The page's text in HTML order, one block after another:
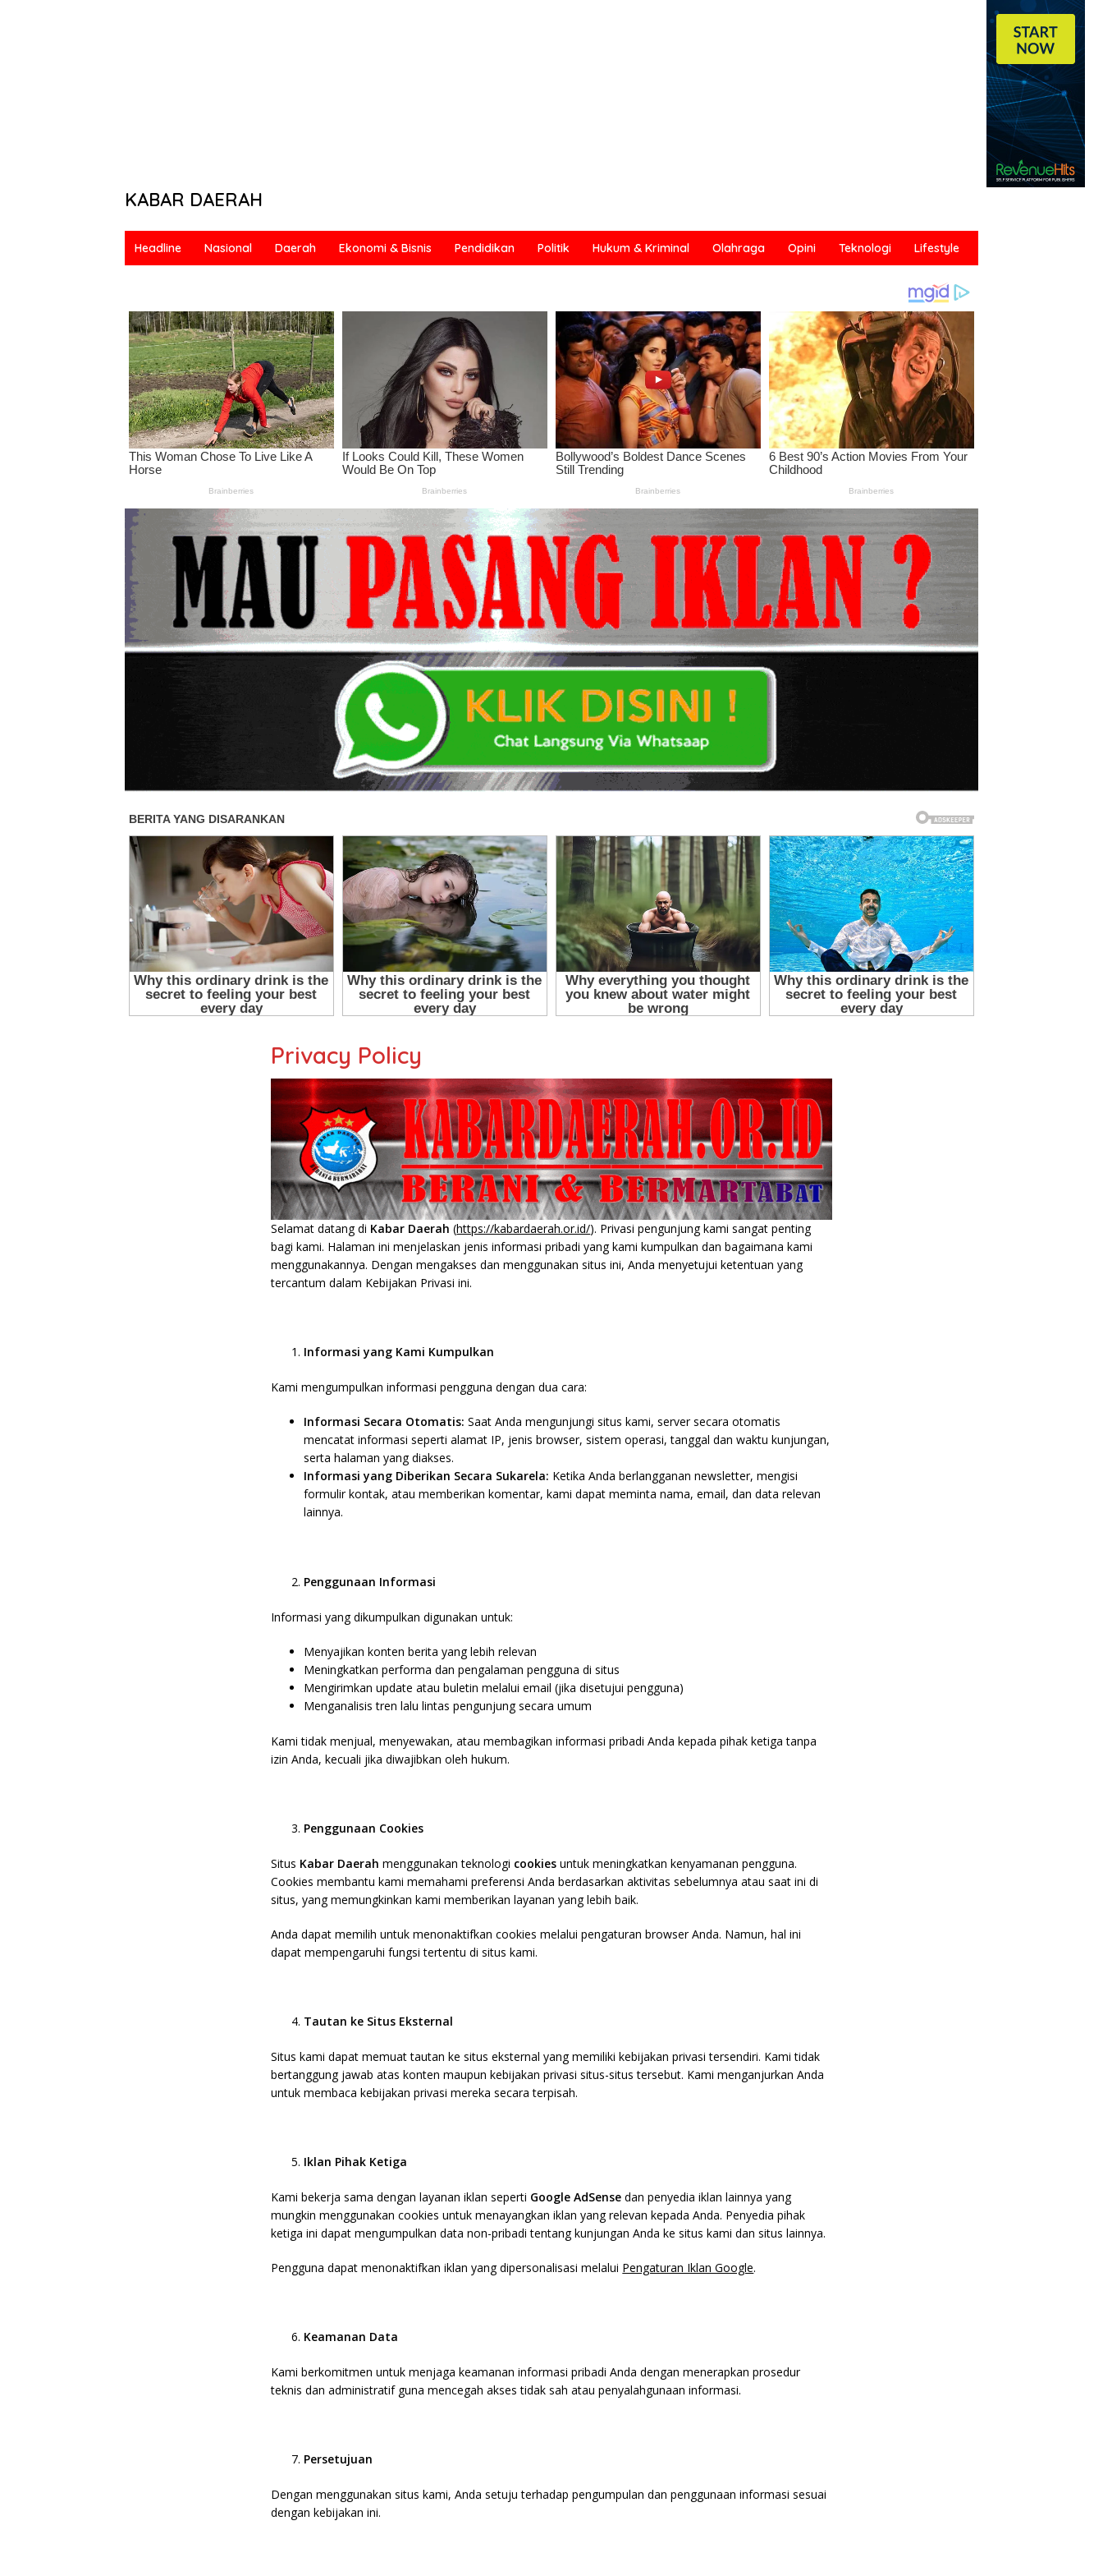
KABAR DAERAH
Headline Nasional Daerah Ekonomi & Bisnis Pendidikan Politik Hukum & Kriminal Olahraga Opini Teknologi Lifestyle
Privacy Policy
Selamat datang di Kabar Daerah (https://kabardaerah.or.id/). Privasi pengunjung kami sangat penting
bagi kami. Halaman ini menjelaskan jenis informasi pribadi yang kami kumpulkan dan bagaimana kami
menggunakannya. Dengan mengakses dan menggunakan situs ini, Anda menyetujui ketentuan yang
tercantum dalam Kebijakan Privasi ini.
Informasi yang Kami Kumpulkan
Kami mengumpulkan informasi pengguna dengan dua cara:
Informasi Secara Otomatis: Saat Anda mengunjungi situs kami, server secara otomatis
mencatat informasi seperti alamat IP, jenis browser, sistem operasi, tanggal dan waktu kunjungan,
serta halaman yang diakses.
Informasi yang Diberikan Secara Sukarela: Ketika Anda berlangganan newsletter, mengisi
formulir kontak, atau memberikan komentar, kami dapat meminta nama, email, dan data relevan
lainnya.
Penggunaan Informasi
Informasi yang dikumpulkan digunakan untuk:
Menyajikan konten berita yang lebih relevan
Meningkatkan performa dan pengalaman pengguna di situs
Mengirimkan update atau buletin melalui email (jika disetujui pengguna)
Menganalisis tren lalu lintas pengunjung secara umum
Kami tidak menjual, menyewakan, atau membagikan informasi pribadi Anda kepada pihak ketiga tanpa
izin Anda, kecuali jika diwajibkan oleh hukum.
Penggunaan Cookies
Situs Kabar Daerah menggunakan teknologi cookies untuk meningkatkan kenyamanan pengguna.
Cookies membantu kami memahami preferensi Anda berdasarkan aktivitas sebelumnya atau saat ini di
situs, yang memungkinkan kami memberikan layanan yang lebih baik.
Anda dapat memilih untuk menonaktifkan cookies melalui pengaturan browser Anda. Namun, hal ini
dapat mempengaruhi fungsi tertentu di situs kami.
Tautan ke Situs Eksternal
Situs kami dapat memuat tautan ke situs eksternal yang memiliki kebijakan privasi tersendiri. Kami tidak
bertanggung jawab atas konten maupun kebijakan privasi situs-situs tersebut. Kami menganjurkan Anda
untuk membaca kebijakan privasi mereka secara terpisah.
Iklan Pihak Ketiga
Kami bekerja sama dengan layanan iklan seperti Google AdSense dan penyedia iklan lainnya yang
mungkin menggunakan cookies untuk menayangkan iklan yang relevan kepada Anda. Penyedia pihak
ketiga ini dapat mengumpulkan data non-pribadi tentang kunjungan Anda ke situs kami dan situs lainnya.
Pengguna dapat menonaktifkan iklan yang dipersonalisasi melalui Pengaturan Iklan Google.
Keamanan Data
Kami berkomitmen untuk menjaga keamanan informasi pribadi Anda dengan menerapkan prosedur
teknis dan administratif guna mencegah akses tidak sah atau penyalahgunaan informasi.
Persetujuan
Dengan menggunakan situs kami, Anda setuju terhadap pengumpulan dan penggunaan informasi sesuai
dengan kebijakan ini.